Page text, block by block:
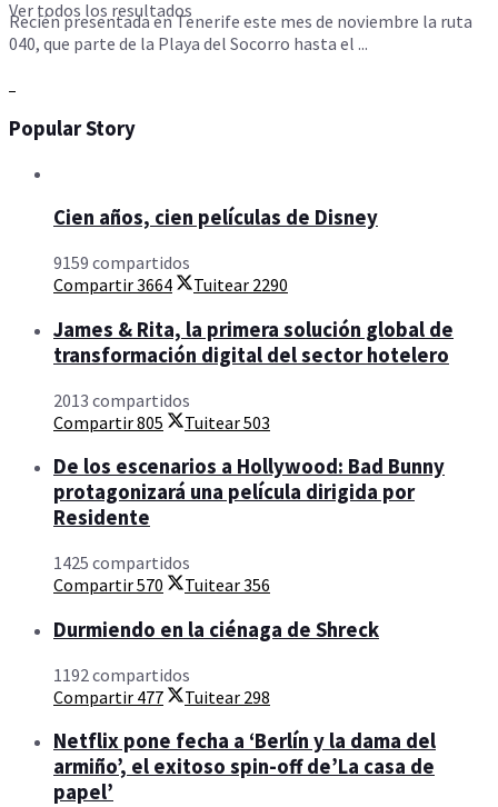
Ver todos los resultados
Recién presentada en Tenerife este mes de noviembre la ruta
040, que parte de la Playa del Socorro hasta el ...
Popular Story
Cien años, cien películas de Disney
9159 compartidos
Compartir3664 Tuitear 2290
James & Rita, la primera solución global de
transformación digital del sector hotelero
2013 compartidos
Compartir805 Tuitear503
De los escenarios a Hollywood: Bad Bunny
protagonizará una película dirigida por
Residente
1425 compartidos
Compartir570 Tuitear356
Durmiendo en la ciénaga de Shreck
1192 compartidos
Compartir 477 Tuitear 298
Netflix pone fecha a ‘Berlín y la dama del
armiño’, el exitoso spin-off de’La casa de
papel’